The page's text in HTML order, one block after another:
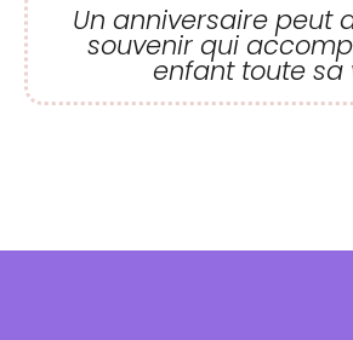
Un anniversaire peut
souvenir qui
enfant toute sa